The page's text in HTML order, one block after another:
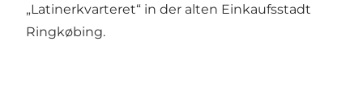
„Latinerkvarteret“ in der alten Einkaufsstadt
Ringkøbing.